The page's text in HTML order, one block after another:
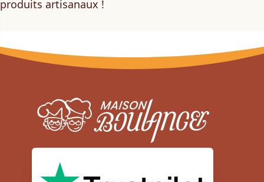
produits artisanaux !